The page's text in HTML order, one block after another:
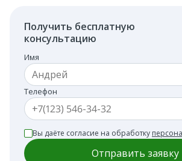
Получить бесплатную
консультацию
Имя
Телефон
Вы даёте согласие на обработку
Отправить заявку
Ставка для семьи с 1
Станет с 1 октября
До 12%